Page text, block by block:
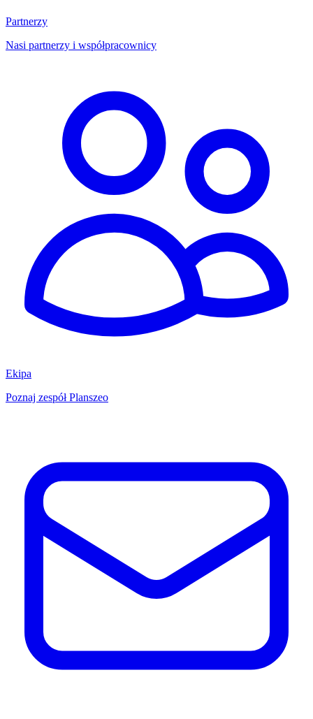
Partnerzy
Nasi partnerzy i współpracownicy
Ekipa
Poznaj zespół Planszeo